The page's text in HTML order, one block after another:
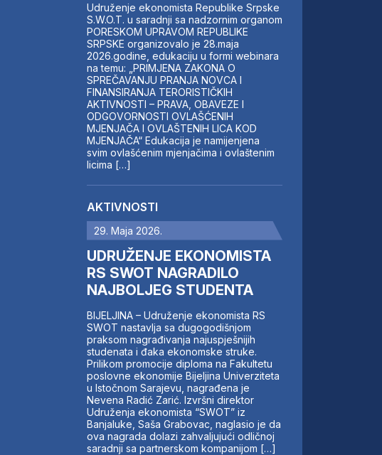
Udruženje ekonomista Republike Srpske
S.W.O.T. u saradnji sa nadzornim organom
PORESKOM UPRAVOM REPUBLIKE
SRPSKE organizovalo je 28.maja
2026.godine, edukaciju u formi webinara
na temu: „PRIMJENA ZAKONA O
SPREČAVANJU PRANJA NOVCA I
FINANSIRANJA TERORISTIČKIH
AKTIVNOSTI – PRAVA, OBAVEZE I
ODGOVORNOSTI OVLAŠĆENIH
MJENJAČA I OVLAŠTENIH LICA KOD
MJENJAČA“ Edukacija je namijenjena
svim ovlašćenim mjenjačima i ovlaštenim
licima […]
AKTIVNOSTI
29. Maja 2026.
UDRUŽENJE EKONOMISTA
RS SWOT NAGRADILO
NAJBOLJEG STUDENTA
BIJELJINA – Udruženje ekonomista RS
SWOT nastavlja sa dugogodišnjom
praksom nagrađivanja najuspješnijih
studenata i đaka ekonomske struke.
Prilikom promocije diploma na Fakultetu
poslovne ekonomije Bijeljina Univerziteta
u Istočnom Sarajevu, nagrađena je
Nevena Radić Zarić. Izvršni direktor
Udruženja ekonomista “SWOT” iz
Banjaluke, Saša Grabovac, naglasio je da
ova nagrada dolazi zahvaljujući odličnoj
saradnji sa partnerskom kompanijom […]